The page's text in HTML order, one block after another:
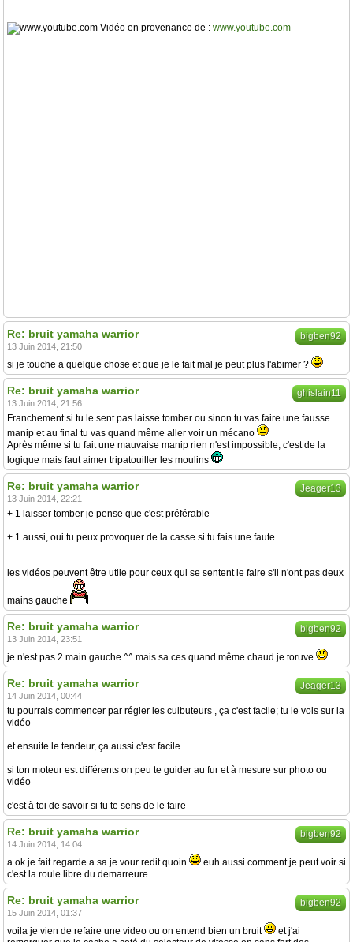
Vidéo en provenance de : www.youtube.com
bigben92
Re: bruit yamaha warrior
13 Juin 2014, 21:50
si je touche a quelque chose et que je le fait mal je peut plus l'abimer ?
ghislain11
Re: bruit yamaha warrior
13 Juin 2014, 21:56
Franchement si tu le sent pas laisse tomber ou sinon tu vas faire une fausse
manip et au final tu vas quand même aller voir un mécano
Après même si tu fait une mauvaise manip rien n'est impossible, c'est de la
logique mais faut aimer tripatouiller les moulins
Jeager13
Re: bruit yamaha warrior
13 Juin 2014, 22:21
+ 1 laisser tomber je pense que c'est préférable
+ 1 aussi, oui tu peux provoquer de la casse si tu fais une faute
les vidéos peuvent être utile pour ceux qui se sentent le faire s'il n'ont pas deux
mains gauche
bigben92
Re: bruit yamaha warrior
13 Juin 2014, 23:51
je n'est pas 2 main gauche ^^ mais sa ces quand même chaud je toruve
Jeager13
Re: bruit yamaha warrior
14 Juin 2014, 00:44
tu pourrais commencer par régler les culbuteurs , ça c'est facile; tu le vois sur la
vidéo
et ensuite le tendeur, ça aussi c'est facile
si ton moteur est différents on peu te guider au fur et à mesure sur photo ou
vidéo
c'est à toi de savoir si tu te sens de le faire
bigben92
Re: bruit yamaha warrior
14 Juin 2014, 14:04
a ok je fait regarde a sa je vour redit quoin
euh aussi comment je peut voir si
c'est la roule libre du demarreure
bigben92
Re: bruit yamaha warrior
15 Juin 2014, 01:37
voila je vien de refaire une video ou on entend bien un bruit
et j'ai